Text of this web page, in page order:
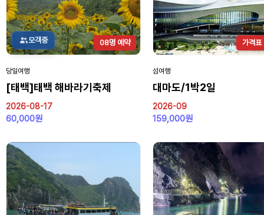
모객중 08명 예약
당일여행
[태백]태백 해바라기축제
2026-08-17
60,000원
가격표
섬여행
대마도/1박2일
2026-09
159,000원